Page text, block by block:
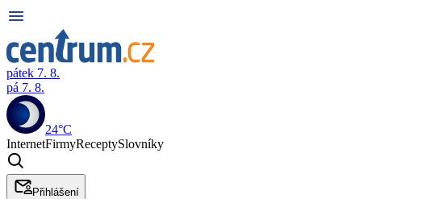
pátek 7. 8.
pá 7. 8.
24°C
InternetFirmyReceptySlovníky
Přihlášení